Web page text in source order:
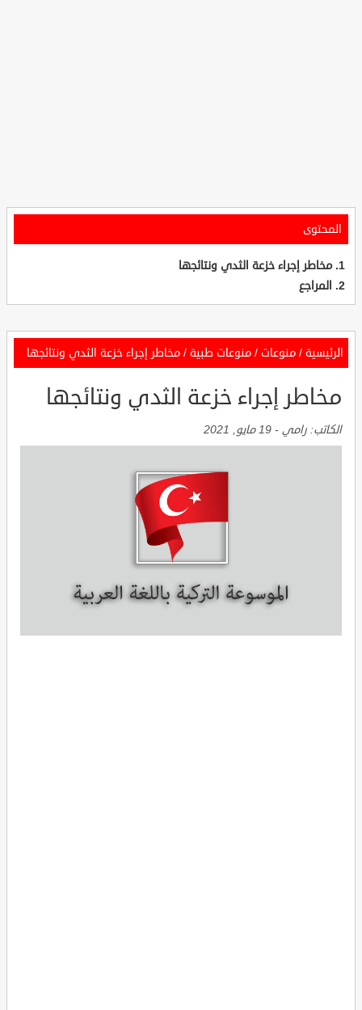
المحتوى
مخاطر إجراء خزعة الثدي ونتائجها
المراجع
الرئيسية / منوعات / منوعات طبية / مخاطر إجراء خزعة الثدي ونتائجها
مخاطر إجراء خزعة الثدي ونتائجها
الكاتب: رامي - 19 مايو, 2021